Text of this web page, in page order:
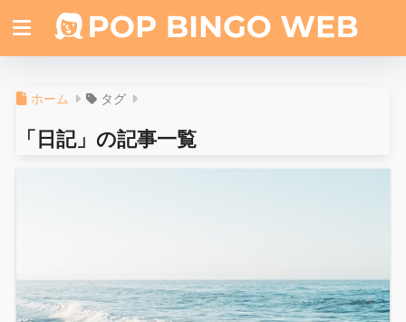
ホーム タグ
「日記」の記事一覧